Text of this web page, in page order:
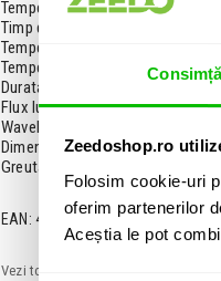
Zeedoshop.ro
Folosim cookie-uri
oferim partenerilor
Aceștia le pot
Temperatura culoare: 3000K
Timp de incalzire: 1 s
Temperatura maxima de operare:
Temperatura minima de operare:
Durata de viata lampa: 20000 h
Flux luminos: 609 lm
Wavelength: 605 nm
Dimensiuni: 54x51 mm
Greutate: 60 g
EAN: 4026397604597
Vezi toate produsele de tip